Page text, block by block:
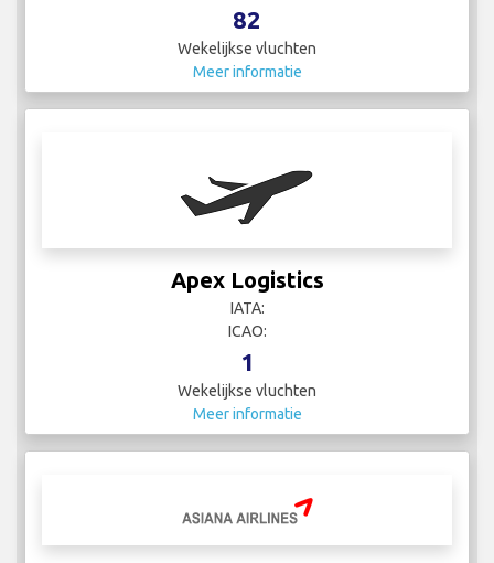
82
Wekelijkse vluchten
Meer informatie
Apex Logistics
IATA:
ICAO:
1
Wekelijkse vluchten
Meer informatie